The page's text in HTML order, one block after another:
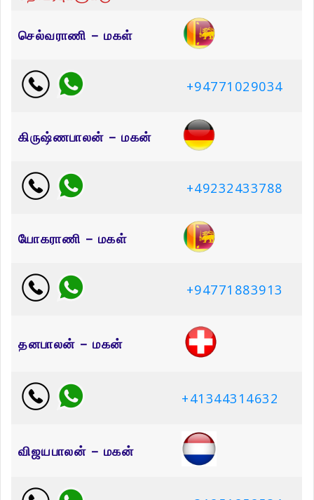
செல்வராணி – மகள்
+94771029034
கிருஷ்ணபாலன் – மகன்
+49232433788
யோகராணி – மகள்
+94771883913
தனபாலன் – மகன்
+41344314632
விஜயபாலன் – மகன்